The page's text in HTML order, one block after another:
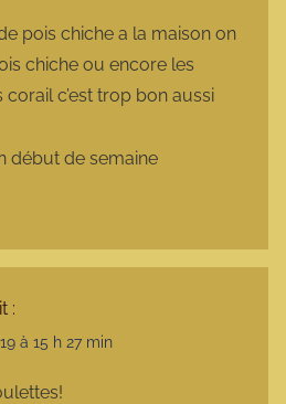
pois chiche a la maison on
chiche ou encore les
c’est trop bon aussi
début de semaine
:
à 15 h 27 min